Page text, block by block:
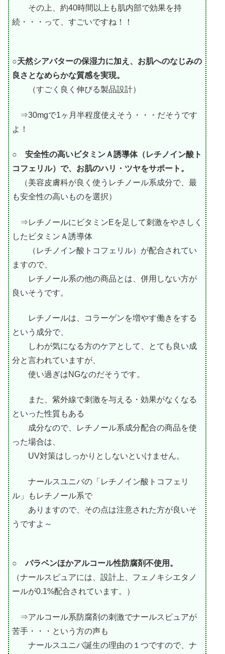
その上、約40時間以上も肌内部で効果を持
続・・・って、すごいですね！！
○天然シアバターの保湿力に加え、お肌へのなじみの
良さとなめらかな質感を実現。
（すごく良く伸びる製品設計）
⇒30mgで1ヶ月半程度使えそう・・・だそうです
よ！
○ 安全性の高いビタミンＡ誘導体（レチノイン酸ト
コフェリル）で、お肌のハリ・ツヤをサポート。
（美容皮膚科が良く使うレチノール系成分で、最
も安全性の高いものを選択）
⇒レチノールにビタミンEを足して刺激をやさしく
したビタミンＡ誘導体
（レチノイン酸トコフェリル）が配合されてい
ますので、
レチノール系の他の商品とは、併用しない方が
良いそうです。
レチノールは、コラーゲンを増やす働きをする
という成分で、
しわが気になる方のケアとして、とても良い成
分と言われていますが、
使い過ぎはNGなのだそうです。
また、紫外線で刺激を与える・効果がなくなる
といった性質もある
成分なので、レチノール系成分配合の商品を使
った場合は、
UV対策はしっかりとしないといけません。
ナールスユニバの「レチノイン酸トコフェリ
ル」もレチノール系で
ありますので、その点は注意された方が良いそ
うですよ～
○ パラベンほかアルコール性防腐剤不使用。
（ナールスピュアには、設計上、フェノキシエタノ
ールが0.1%配合されています。）
⇒アルコール系防腐剤の刺激でナールスピュアが
苦手・・・という方の声も
ナールスユニバ誕生の理由の１つですので、ナ